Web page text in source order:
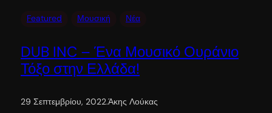
Featured Μουσική Νέα
DUB INC – Ένα Μουσικό Ουράνιο
Τόξο στην Ελλάδα!
29 Σεπτεμβρίου, 2022.Άκης Λούκας